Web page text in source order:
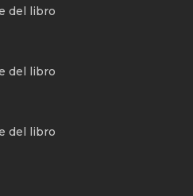
del libro
del libro
del libro